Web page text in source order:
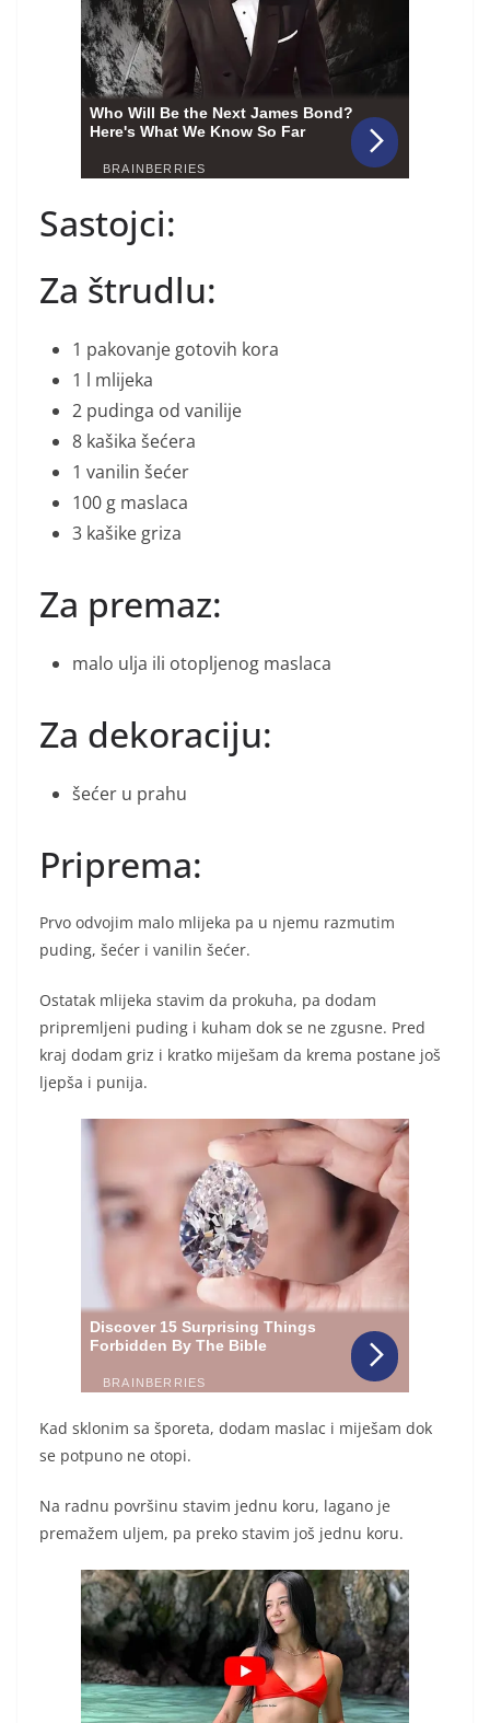
Sastojci:
Za štrudlu:
1 pakovanje gotovih kora
1 l mlijeka
2 pudinga od vanilije
8 kašika šećera
1 vanilin šećer
100 g maslaca
3 kašike griza
Za premaz:
malo ulja ili otopljenog maslaca
Za dekoraciju:
šećer u prahu
Priprema:
Prvo odvojim malo mlijeka pa u njemu razmutim
puding, šećer i vanilin šećer.
Ostatak mlijeka stavim da prokuha, pa dodam
pripremljeni puding i kuham dok se ne zgusne. Pred
kraj dodam griz i kratko miješam da krema postane još
ljepša i punija.
Kad sklonim sa šporeta, dodam maslac i miješam dok
se potpuno ne otopi.
Na radnu površinu stavim jednu koru, lagano je
premažem uljem, pa preko stavim još jednu koru.